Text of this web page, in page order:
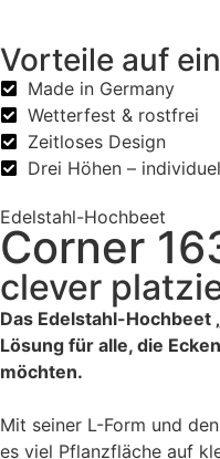
Vorteile auf
Made in Germany
Wetterfest & rostfrei
Zeitloses Design
Drei Höhen –
Edelstahl-Hochbeet
Corner
clever
Das Edelstahl-Hochbeet
Lösung für alle, die
möchten.
Mit seiner L-Form und
es viel Pflanzfläche auf